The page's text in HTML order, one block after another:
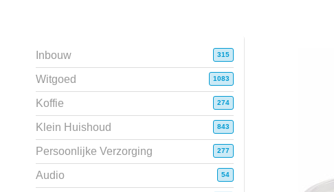
Inbouw 315
Witgoed 1083
Koffie 274
Klein Huishoud 843
Persoonlijke Verzorging 277
Audio 54